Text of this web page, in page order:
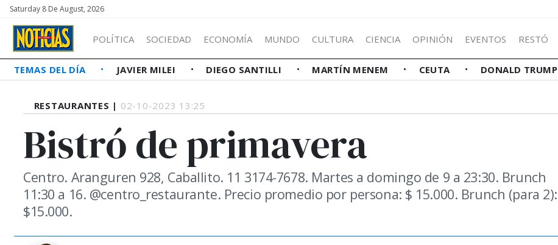
Saturday 8 De August, 2026
POLÍTICA SOCIEDAD ECONOMÍA MUNDO CULTURA CIENCIA OPINIÓN EVENTOS RESTÓ
TEMAS DEL DÍA JAVIER MILEI DIEGO SANTILLI MARTÍN MENEM CEUTA DONALD TRUMP
RESTAURANTES | 02-10-2023 13:25
Bistró de primavera
Centro. Aranguren 928, Caballito. 11 3174-7678. Martes a domingo de 9 a 23:30. Brunch
11:30 a 16. @centro_restaurante. Precio promedio por persona: $ 15.000. Brunch (para 2):
$15.000.